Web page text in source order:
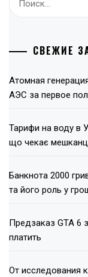
СВЕЖИЕ
Атомная
АЭС за первое
Тарифи на воду в
що чекає
Банкнота 2000
та його роль у
Предзаказ GTA 6
платить
От исследования